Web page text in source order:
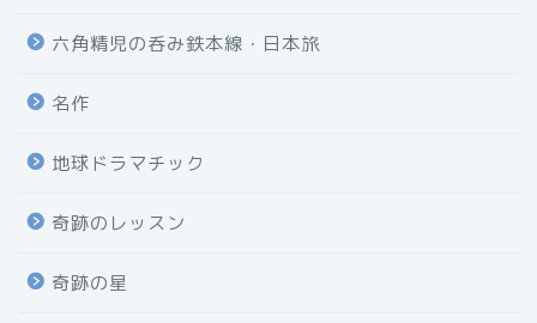
六角精児の呑み鉄本線・日本旅
名作
地球ドラマチック
奇跡のレッスン
奇跡の星